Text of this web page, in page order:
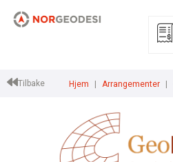
Tilbake Hjem Arrangementer